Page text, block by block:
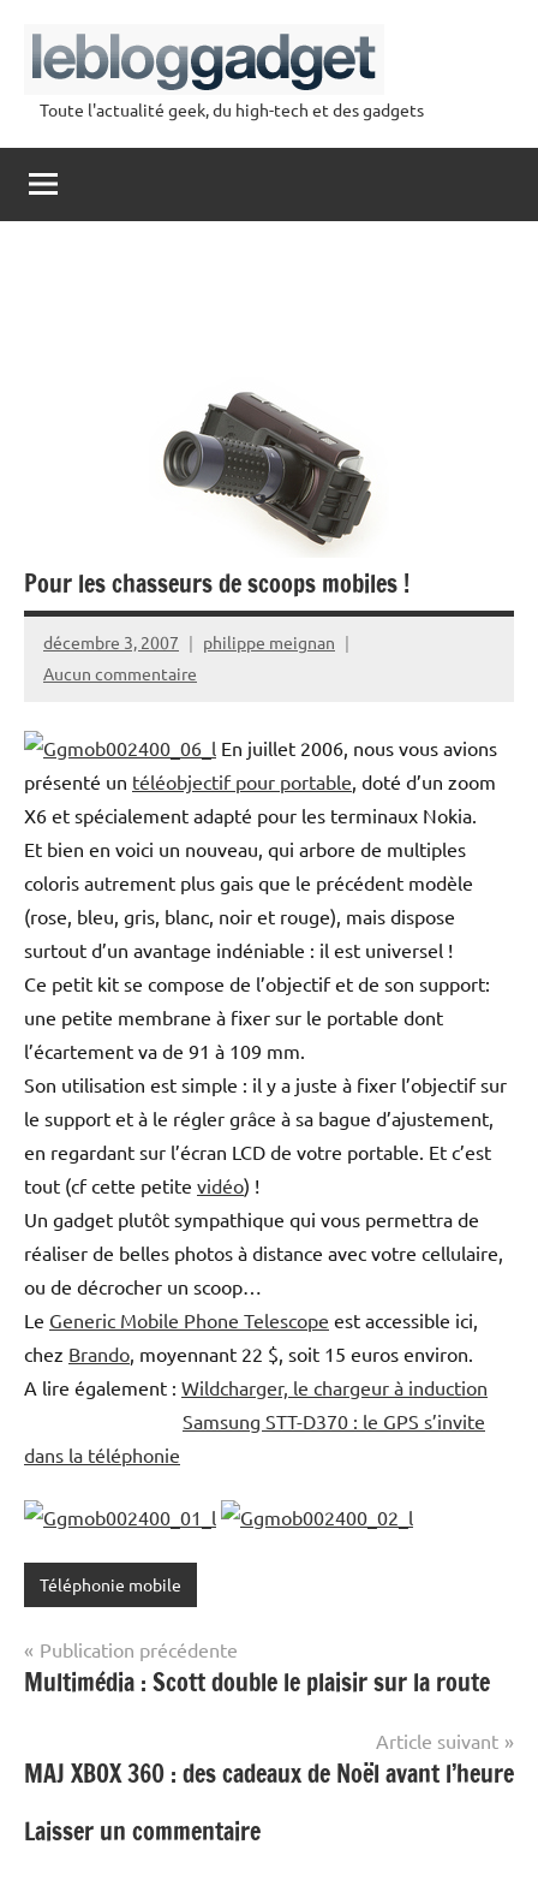
contenu
lebloggadget
Toute l'actualité geek, du high-tech et des gadgets
Pour les chasseurs de scoops mobiles !
décembre 3, 2007
philippe meignan
Aucun commentaire
En juillet 2006, nous vous avions
présenté un téléobjectif pour portable , doté d’un zoom
X6 et spécialement adapté pour les terminaux Nokia.
Et bien en voici un nouveau, qui arbore de multiples
coloris autrement plus gais que le précédent modèle
(rose, bleu, gris, blanc, noir et rouge), mais dispose
surtout d’un avantage indéniable : il est universel !
Ce petit kit se compose de l’objectif et de son support:
une petite membrane à fixer sur le portable dont
l’écartement va de 91 à 109 mm.
Son utilisation est simple : il y a juste à fixer l’objectif sur
le support et à le régler grâce à sa bague d’ajustement,
en regardant sur l’écran LCD de votre portable. Et c’est
tout (cf cette petite vidéo) !
Un gadget plutôt sympathique qui vous permettra de
réaliser de belles photos à distance avec votre cellulaire,
ou de décrocher un scoop…
Le Generic Mobile Phone Telescope est accessible ici,
chez Brando , moyennant 22 $, soit 15 euros environ.
A lire également : Wildcharger, le chargeur à induction
Samsung STT-D370 : le GPS s’invite
dans la téléphonie
Téléphonie mobile
Navigation
de
Publication précédente
Multimédia : Scott double le plaisir sur la route
Article suivant
MAJ XBOX 360 : des cadeaux de Noël avant l’heure
Laisser un commentaire